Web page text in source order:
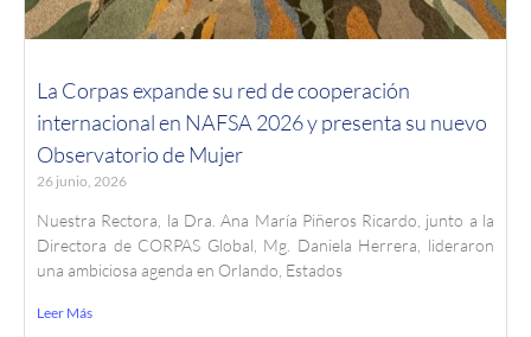
La Corpas expande su red de cooperación
internacional en NAFSA 2026 y presenta su nuevo
Observatorio de Mujer
26 junio, 2026
Nuestra Rectora, la Dra. Ana María Piñeros Ricardo, junto a la
Directora de CORPAS Global, Mg. Daniela Herrera, lideraron
una ambiciosa agenda en Orlando, Estados
Leer Más